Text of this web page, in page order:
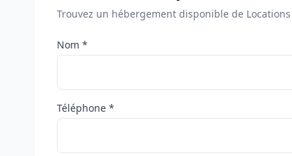
Trouvez un hébergement disponible de Locations
Nom *
Téléphone *